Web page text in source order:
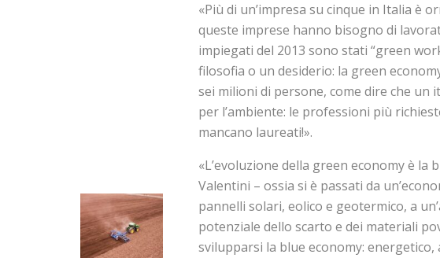
«Più di un’impresa su cinque in Italia è
queste imprese hanno bisogno di
impiegati del 2013 sono stati “green
filosofia o un desiderio: la green
sei milioni di persone, come dire che un
per l’ambiente: le professioni più
mancano laureati!».
«L’evoluzione della green economy è la
Valentini – ossia si è passati da
pannelli solari, eolico e geotermico, a
potenziale dello scarto e dei materiali
svilupparsi la blue economy: